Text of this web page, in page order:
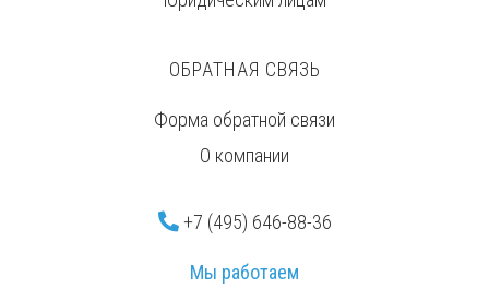
ОБРАТНАЯ СВЯЗЬ
Форма обратной связи
О компании
+7 (495) 646-88-36
Мы работаем